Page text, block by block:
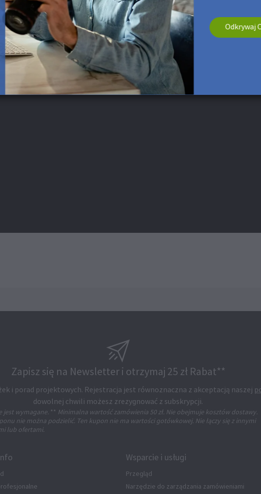
Odkrywaj
Zapisz się na Newsletter i otrzymaj 25 zł Rabat**
i porad projektowych. Rejestracja jest równoznaczna z akceptacją naszej
dowolnej chwili możesz zrezygnować z subskrypcji.
jest wymagane. ** Minimalna wartość zamówienia 50 zł. Nie obejmuje kosztów dostawy.
nie można podzielić. Ten kupon nie ma wartości gotówkowej. Nie łączy się z innymi
lub ofertami.
Wsparcie i usługi
Przegląd
Narzędzie do zarządzania zamówieniami